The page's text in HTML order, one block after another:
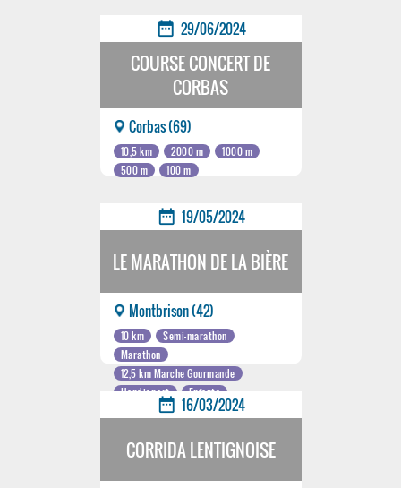
date_range 29/06/2024
COURSE CONCERT DE
CORBAS
Corbas (69)
10,5 km 2000 m
1000 m
500 m
100 m
date_range 19/05/2024
LE MARATHON DE LA BIÈRE
Montbrison (42)
10 km
Semi-marathon
Marathon
12,5 km Marche Gourmande
Handisport
Enfants
date_range 16/03/2024
CORRIDA LENTIGNOISE